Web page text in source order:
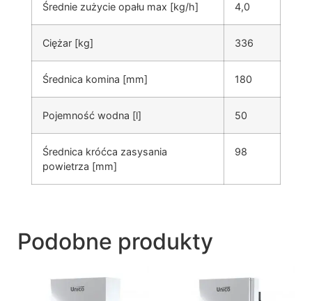
Średnie zużycie opału max [kg/h] 4,0
Ciężar [kg] 336
Średnica komina [mm] 180
Pojemność wodna [l] 50
Średnica króćca zasysania
powietrza [mm]
98
Podobne produkty